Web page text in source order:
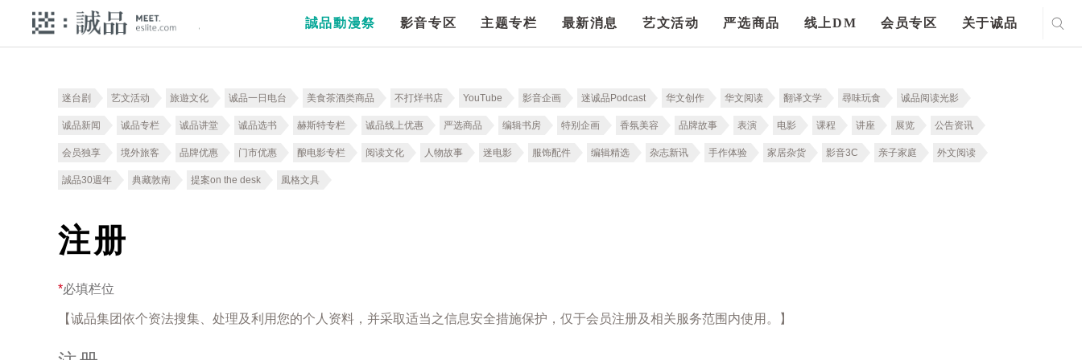
誠品動漫祭 影音专区 主题专栏 最新消息 艺文活动 严选商品 线上DM 会员专区 关于诚品
迷台剧 艺文活动 旅遊文化 诚品一日电台 美食茶酒类商品 不打烊书店 YouTube 影音企画 迷诚品Podcast 华文创作 华文阅读 翻译文学 尋味玩食 诚品阅读光影
诚品新闻 诚品专栏 诚品讲堂 诚品选书 赫斯特专栏 诚品线上优惠 严选商品 编辑书房 特别企画 香氛美容 品牌故事 表演 电影 课程 讲座 展览 公告资讯
会员独享 境外旅客 品牌优惠 门市优惠 酿电影专栏 阅读文化 人物故事 迷电影 服饰配件 编辑精选 杂志新讯 手作体验 家居杂货 影音3C 亲子家庭 外文阅读
誠品30週年 典藏敦南 提案on the desk 風格文具
注册
*必填栏位
【诚品集团依个资法搜集、处理及利用您的个人资料，并采取适当之信息安全措施保护，仅于会员注册及相关服务范围内使用。】